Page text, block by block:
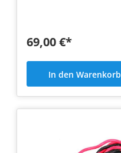
69,00 €*
In den Warenkorb